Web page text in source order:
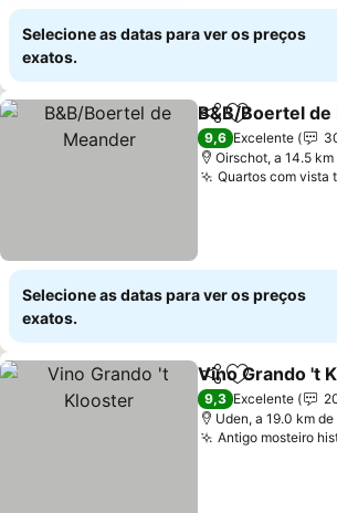
Selecione as datas para ver os preços
exatos.
PartilharAdicionar
B&B/Boertel
9,6 Excelente
Oirschot, a 14.5
Quartos com vista
Selecione as datas para ver os preços
exatos.
PartilharAdicionar
Vino Grando 't
9,3 Excelente
Uden, a 19.0 km
Antigo mosteiro